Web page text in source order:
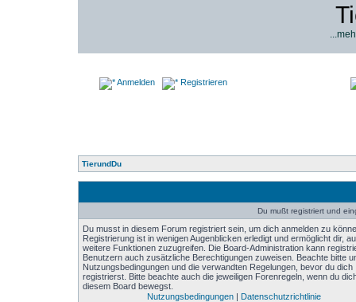
Anmelden Registrieren
TierundDu
Du mußt registriert und
Du musst in diesem Forum registriert sein, um dich anmelden zu
Registrierung ist in wenigen Augenblicken erledigt und ermöglicht dir,
weitere Funktionen zuzugreifen. Die Board-Administration kann
Benutzern auch zusätzliche Berechtigungen zuweisen. Beachte bitte
Nutzungsbedingungen und die verwandten Regelungen, bevor du dich
registrierst. Bitte beachte auch die jeweiligen Forenregeln, wenn du
diesem Board bewegst.
Nutzungsbedingungen| Datenschutzrichtlinie